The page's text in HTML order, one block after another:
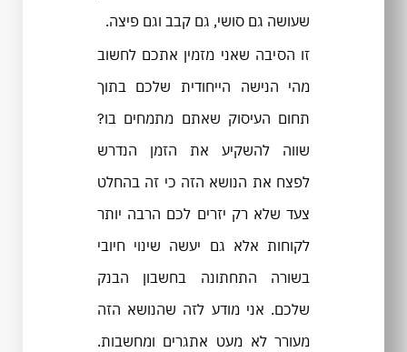
שעושה גם סושי, גם קבב וגם פיצה.
זו הסיבה שאני מזמין אתכם לחשוב
מהי הנישה הייחודית שלכם בתוך
תחום העיסוק שאתם מתמחים בו?
שווה להשקיע את הזמן הנדרש
לפצח את הנושא הזה כי זה בהחלט
צעד שלא רק יזרים לכם הרבה יותר
לקוחות אלא גם יעשה שינוי חיובי
בשורה התחתונה בחשבון הבנק
שלכם. אני מודע לזה שהנושא הזה
מעורר לא מעט אתגרים ומחשבות.